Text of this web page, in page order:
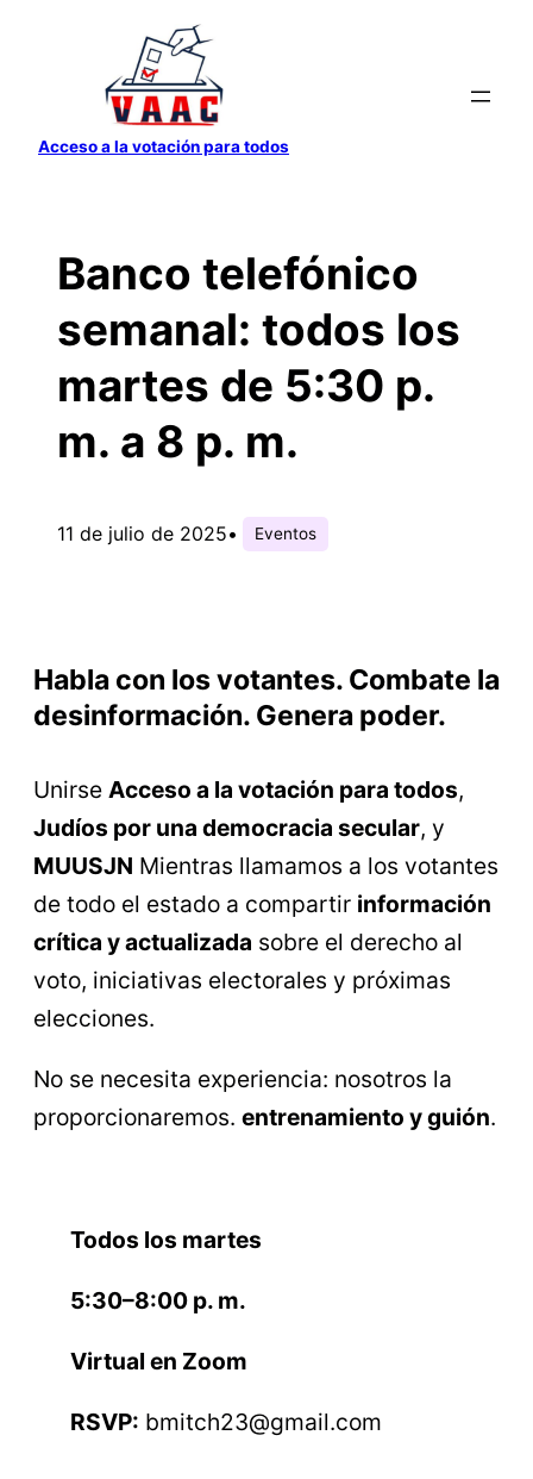
contenido
Acceso a la votación para todos
Banco telefónico
semanal: todos los
martes de 5:30 p.
m. a 8 p. m.
11 de julio de 2025• Eventos
Habla con los votantes. Combate la
desinformación. Genera poder.
Unirse Acceso a la votación para todos,
Judíos por una democracia secular, y
MUUSJN Mientras llamamos a los votantes
de todo el estado a compartir información
crítica y actualizada sobre el derecho al
voto, iniciativas electorales y próximas
elecciones.
No se necesita experiencia: nosotros la
proporcionaremos. entrenamiento y guión.
Todos los martes
5:30–8:00 p. m.
Virtual en Zoom
RSVP: bmitch23@gmail.com